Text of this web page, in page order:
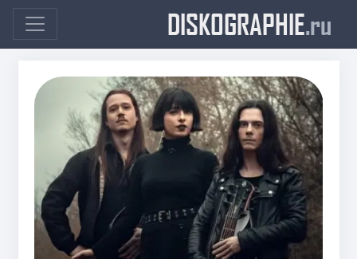
DISKOGRAPHIE.ru